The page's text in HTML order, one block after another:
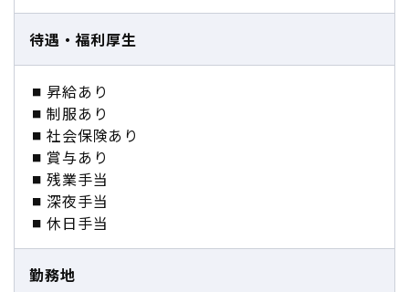
待遇・福利厚生
昇給あり
制服あり
社会保険あり
賞与あり
残業手当
深夜手当
休日手当
勤務地